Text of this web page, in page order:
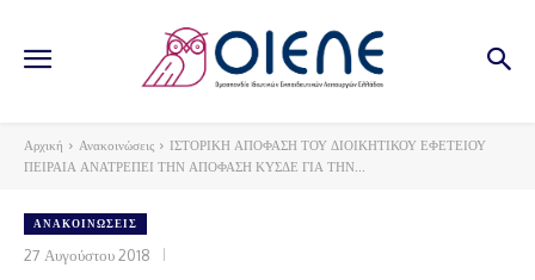
Αρχική Ανακοινώσεις
ΙΣΤΟΡΙΚΗ ΑΠΟΦΑΣΗ ΤΟΥ ΔΙΟΙΚΗΤΙΚΟΥ ΕΦΕΤΕΙΟΥ
ΠΕΙΡΑΙΑ ΑΝΑΤΡΕΠΕΙ ΤΗΝ ΑΠΟΦΑΣΗ ΚΥΣΔΕ ΓΙΑ ΤΗΝ...
ΑΝΑΚΟΙΝΏΣΕΙΣ
27 Αυγούστου 2018